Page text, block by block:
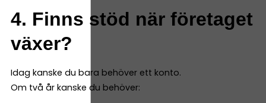
4. Finns stöd när företaget
växer?
Idag kanske du bara behöver ett konto.
Om två år kanske du behöver: